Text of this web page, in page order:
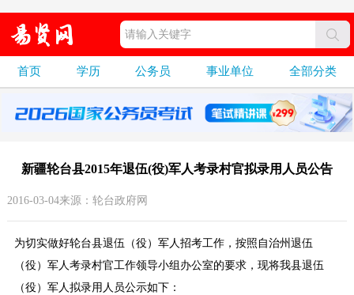
首页 学历 公务员 事业单位 全部分类
新疆轮台县2015年退伍(役)军人考录村官拟录用人员公告
2016-03-04来源：轮台政府网
为切实做好轮台县退伍（役）军人招考工作，按照自治州退伍
（役）军人考录村官工作领导小组办公室的要求，现将我县退伍
（役）军人拟录用人员公示如下：